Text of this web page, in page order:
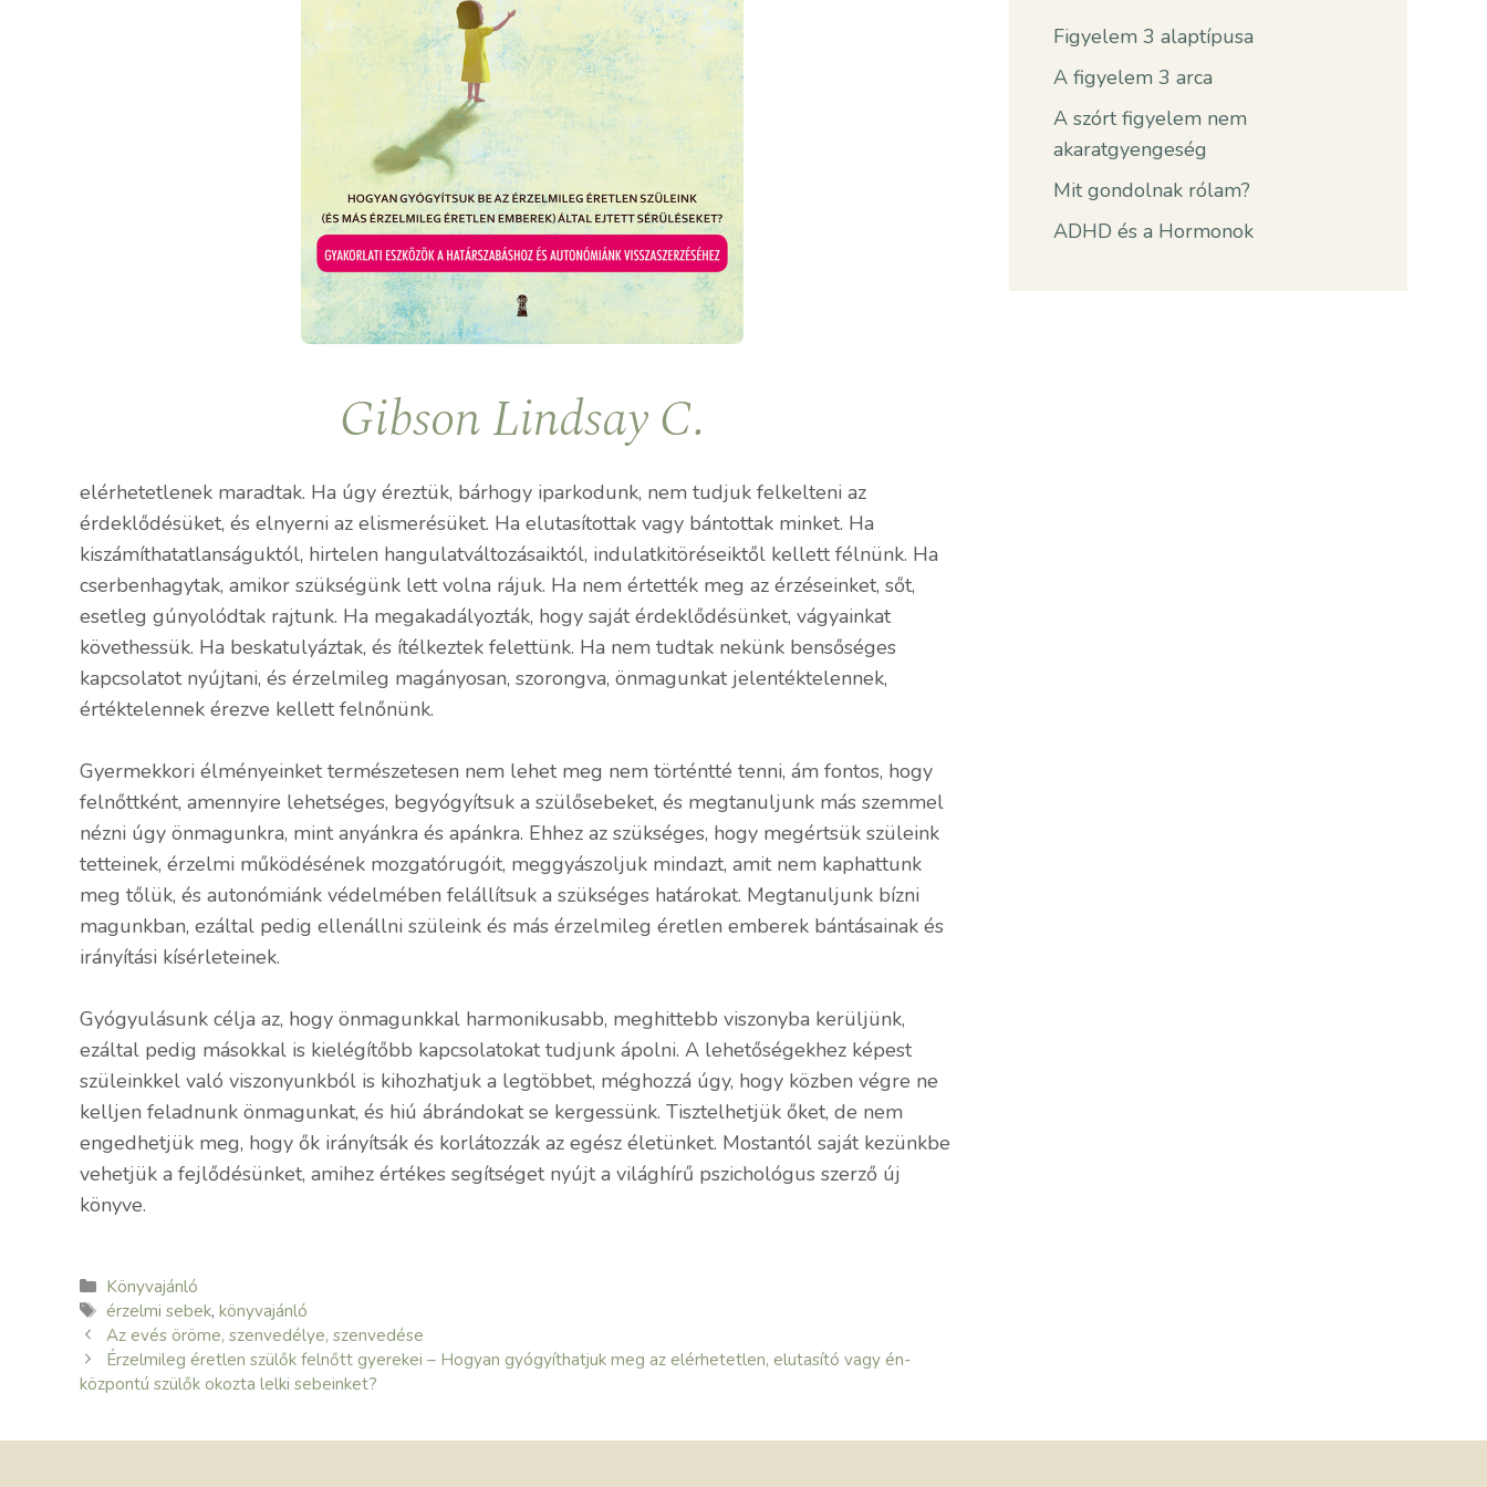
Gibson Lindsay C.
elérhetetlenek maradtak. Ha úgy éreztük, bárhogy iparkodunk, nem tudjuk felkelteni az
érdeklődésüket, és elnyerni az elismerésüket. Ha elutasítottak vagy bántottak minket. Ha
kiszámíthatatlanságuktól, hirtelen hangulatváltozásaiktól, indulatkitöréseiktől kellett félnünk. Ha
cserbenhagytak, amikor szükségünk lett volna rájuk. Ha nem értették meg az érzéseinket, sőt,
esetleg gúnyolódtak rajtunk. Ha megakadályozták, hogy saját érdeklődésünket, vágyainkat
követhessük. Ha beskatulyáztak, és ítélkeztek felettünk. Ha nem tudtak nekünk bensőséges
kapcsolatot nyújtani, és érzelmileg magányosan, szorongva, önmagunkat jelentéktelennek,
értéktelennek érezve kellett felnőnünk.
Gyermekkori élményeinket természetesen nem lehet meg nem történtté tenni, ám fontos, hogy
felnőttként, amennyire lehetséges, begyógyítsuk a szülősebeket, és megtanuljunk más szemmel
nézni úgy önmagunkra, mint anyánkra és apánkra. Ehhez az szükséges, hogy megértsük szüleink
tetteinek, érzelmi működésének mozgatórugóit, meggyászoljuk mindazt, amit nem kaphattunk
meg tőlük, és autonómiánk védelmében felállítsuk a szükséges határokat. Megtanuljunk bízni
magunkban, ezáltal pedig ellenállni szüleink és más érzelmileg éretlen emberek bántásainak és
irányítási kísérleteinek.
Gyógyulásunk célja az, hogy önmagunkkal harmonikusabb, meghittebb viszonyba kerüljünk,
ezáltal pedig másokkal is kielégítőbb kapcsolatokat tudjunk ápolni. A lehetőségekhez képest
szüleinkkel való viszonyunkból is kihozhatjuk a legtöbbet, méghozzá úgy, hogy közben végre ne
kelljen feladnunk önmagunkat, és hiú ábrándokat se kergessünk. Tisztelhetjük őket, de nem
engedhetjük meg, hogy ők irányítsák és korlátozzák az egész életünket. Mostantól saját kezünkbe
vehetjük a fejlődésünket, amihez értékes segítséget nyújt a világhírű pszichológus szerző új
könyve.
Kategória
Könyvajánló
Címkék
érzelmi sebek,könyvajánló
Az evés öröme, szenvedélye, szenvedése
Érzelmileg éretlen szülők felnőtt gyerekei – Hogyan gyógyíthatjuk meg az elérhetetlen, elutasító vagy én-
központú szülők okozta lelki sebeinket?
Figyelem 3 alaptípusa
A figyelem 3 arca
A szórt figyelem nem
akaratgyengeség
Mit gondolnak rólam?
ADHD és a Hormonok